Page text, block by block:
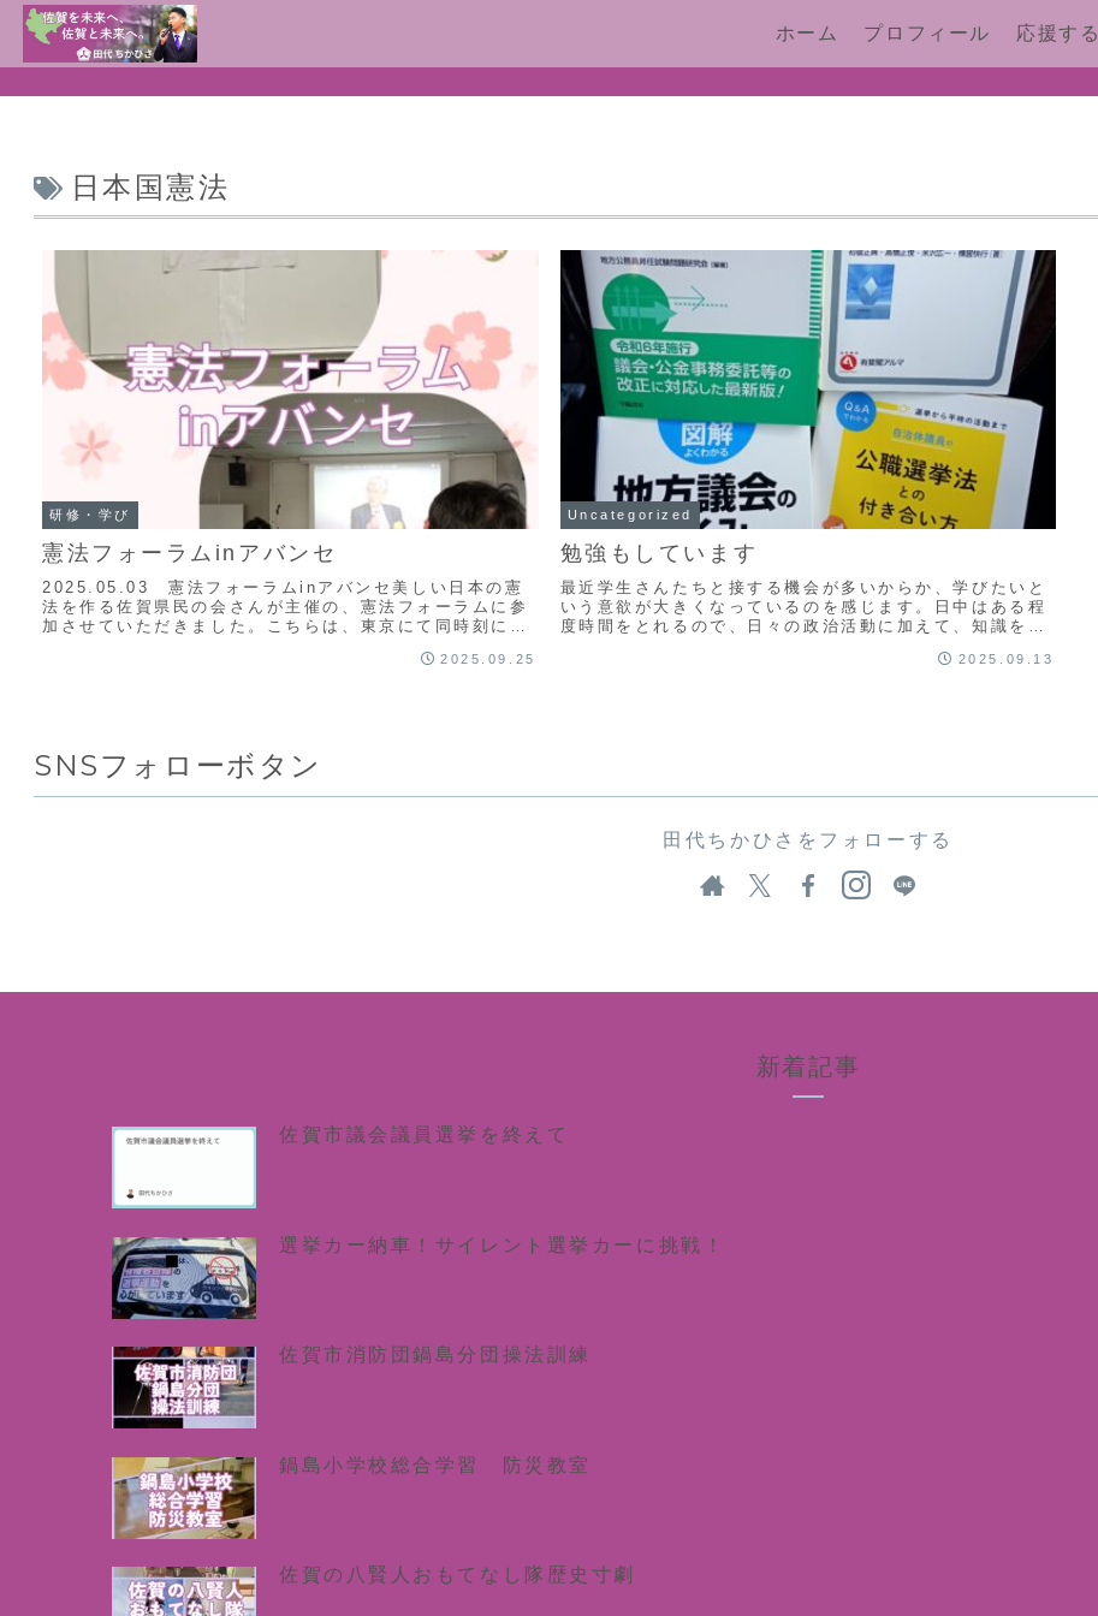
ホーム プロフィール 応援する
日本国憲法
研修・学び
憲法フォーラムinアバンセ
2025.05.03 憲法フォーラムinアバンセ美しい日本の憲
法を作る佐賀県民の会さんが主催の、憲法フォーラムに参
加させていただきました。こちらは、東京にて同時刻に開
2025.09.25
Uncategorized
勉強もしています
最近学生さんたちと接する機会が多いからか、学びたいと
いう意欲が大きくなっているのを感じます。日中はある程
度時間をとれるので、日々の政治活動に加えて、知識を蓄
2025.09.13
SNSフォローボタン
田代ちかひさをフォローする
新着記事
佐賀市議会議員選挙を終えて
選挙カー納車！サイレント選挙カーに挑戦！
佐賀市消防団鍋島分団操法訓練
鍋島小学校総合学習 防災教室
佐賀の八賢人おもてなし隊歴史寸劇